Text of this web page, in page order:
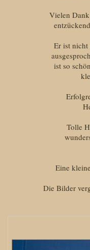
Vielen Dank
Er ist
ist so
Tolle
Eine
Die Bilder